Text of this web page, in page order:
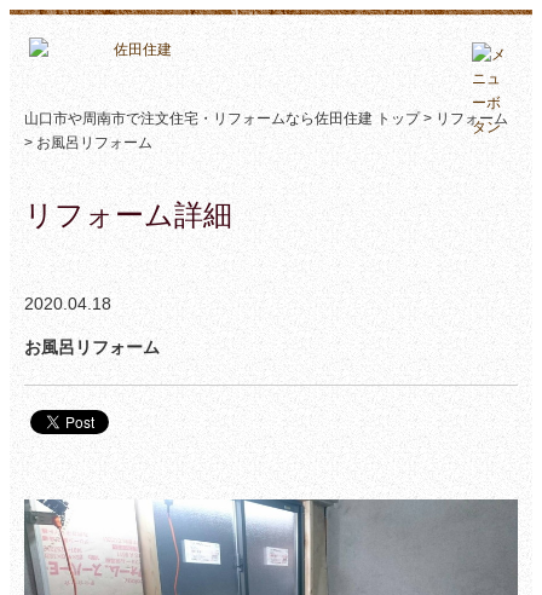
山口市や周南市で注文住宅・リフォームなら佐田住建 トップ > リフォーム
> お風呂リフォーム
リフォーム詳細
2020.04.18
お風呂リフォーム